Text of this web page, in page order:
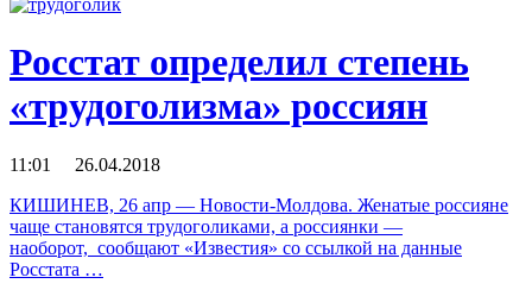
Росстат определил степень
«трудоголизма» россиян
11:01 26.04.2018
КИШИНЕВ, 26 апр — Новости-Молдова. Женатые россияне
чаще становятся трудоголиками, а россиянки —
наоборот, сообщают «Известия» со ссылкой на данные
Росстата …